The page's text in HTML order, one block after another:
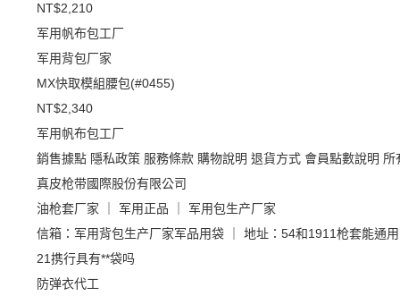
NT$2,210
军用帆布包工厂
军用背包厂家
MX快取模組腰包(#0455)
NT$2,340
军用帆布包工厂
銷售據點 隱私政策 服務條款 購物說明 退貨方式 會員點數說明 所
真皮枪带國際股份有限公司
油枪套厂家 ｜ 军用正品 ｜ 军用包生产厂家
信箱：军用背包生产厂家军品用袋 ｜ 地址：54和1911枪套能通
21携行具有**袋吗
防弹衣代工